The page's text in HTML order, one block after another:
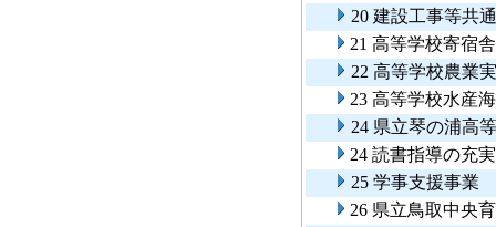
20 建設工事等共
21 高等学校寄宿
22 高等学校農業
23 高等学校水産
24 県立琴の浦高
24 読書指導の充
25 学事支援事業
26 県立鳥取中央